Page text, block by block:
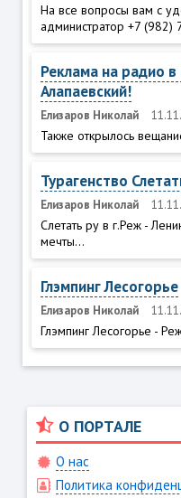
На все вопросы вам с
администратор +7 (982)
Реклама на радио
Алапаевский!
Елизаров Николай
Также открылось
Турагенство
Елизаров Николай
Слетать ру в г.Реж -
мечты...
Глэмпинг Лесогорье
Елизаров Николай
Глэмпинг Лесогорье -
О ПОРТАЛЕ
О нас
Политика